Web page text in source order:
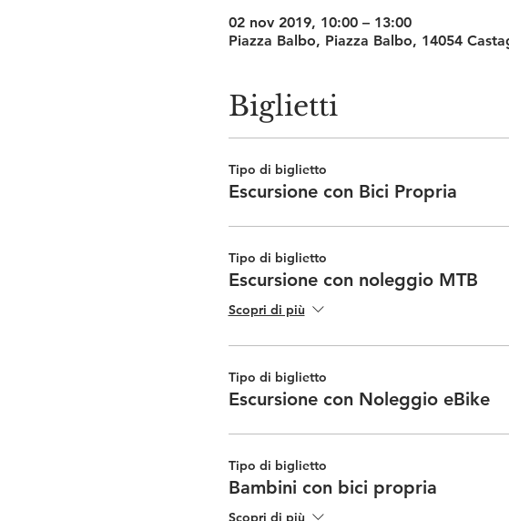
02 nov 2019, 10:00 – 13:00
Piazza Balbo, Piazza Balbo, 14054
Biglietti
Tipo di biglietto
Escursione con Bici Propria
Tipo di biglietto
Escursione con noleggio MTB
Scopri di più
Tipo di biglietto
Escursione con Noleggio eBike
Tipo di biglietto
Bambini con bici propria
Scopri di più